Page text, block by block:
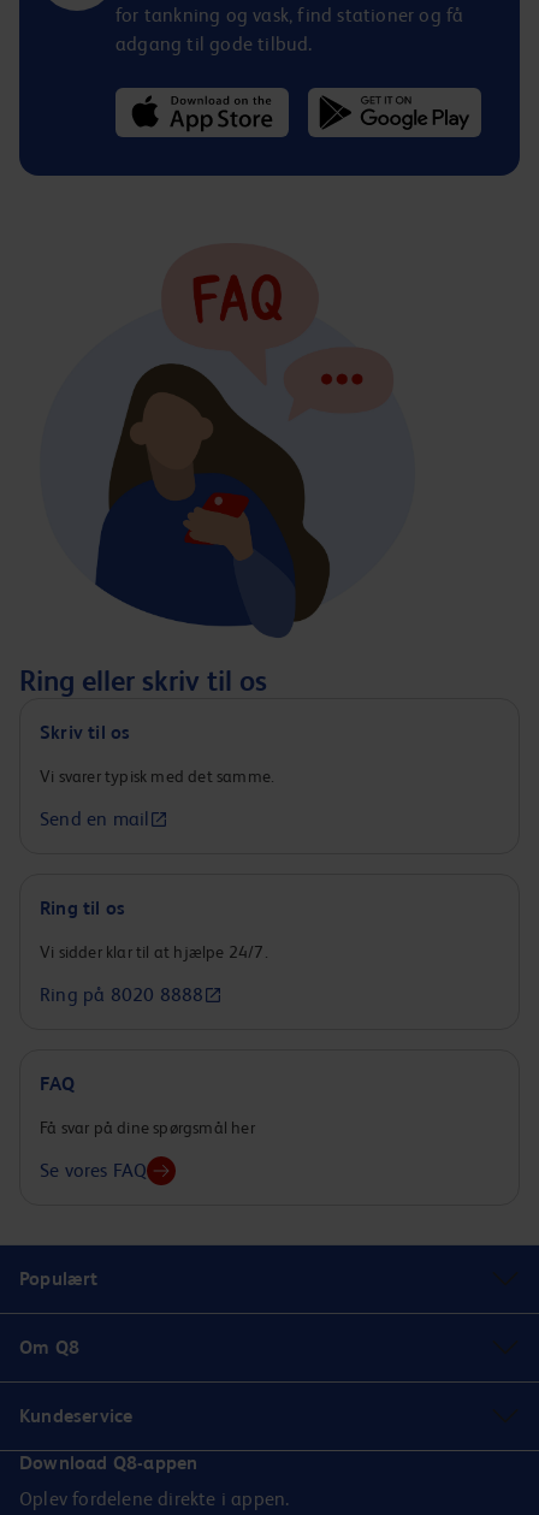
for tankning og vask, find stationer og få
adgang til gode tilbud.
Ring eller skriv til os
Skriv til os
Vi svarer typisk med det samme.
Send en mail
Ring til os
Vi sidder klar til at hjælpe 24/7.
Ring på 8020 8888
FAQ
Få svar på dine spørgsmål her
Se vores FAQ
Populært
Om Q8
Kundeservice
Download Q8-appen
Oplev fordelene direkte i appen.